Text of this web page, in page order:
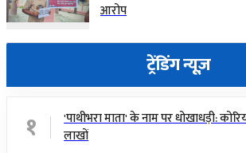
आरोप
ट्रेंडिंग न्यूज़
१
'पाथीभरा माता' के नाम पर धोखाधड़ी:
लाखों